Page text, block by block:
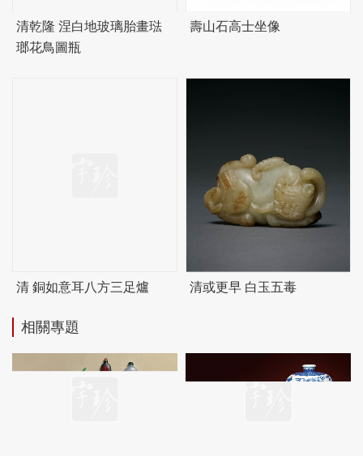
清乾隆 涅白地玻璃胎畫琺
瑯花鳥圖瓶
壽山石高士坐像
清 銅如意耳八方三足爐 清或更早 白玉五毒
相關專題